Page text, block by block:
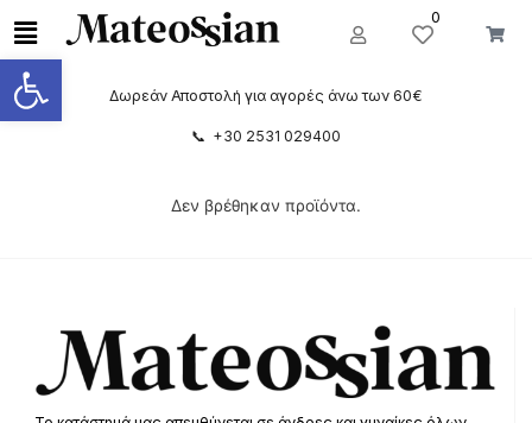
Ανοίξτε τη γραμμή εργαλείων
0
Δωρεάν Αποστολή για αγορές άνω των 60€
📞 +30 2531 029400
Δεν βρέθηκαν προϊόντα.